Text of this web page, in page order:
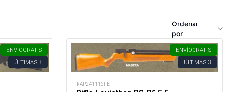
Ordenar
por
ENVÍOGRATIS
ÚLTIMAS 3
ENVÍOGRATIS
ÚLTIMAS 3
RAP241116FE